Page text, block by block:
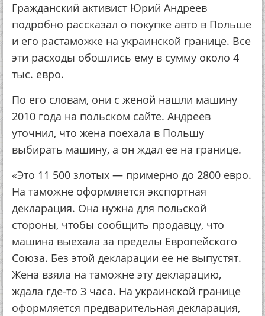
Гражданский активист Юрий Андреев
подробно рассказал о покупке авто в Польше
и его растаможке на украинской границе. Все
эти расходы обошлись ему в сумму около 4
тыс. евро.
По его словам, они с женой нашли машину
2010 года на польском сайте. Андреев
уточнил, что жена поехала в Польшу
выбирать машину, а он ждал ее на границе.
«Это 11 500 злотых — примерно до 2800 евро.
На таможне оформляется экспортная
декларация. Она нужна для польской
стороны, чтобы сообщить продавцу, что
машина выехала за пределы Европейского
Союза. Без этой декларации ее не выпустят.
Жена взяла на таможне эту декларацию,
ждала где-то 3 часа. На украинской границе
оформляется предварительная декларация,